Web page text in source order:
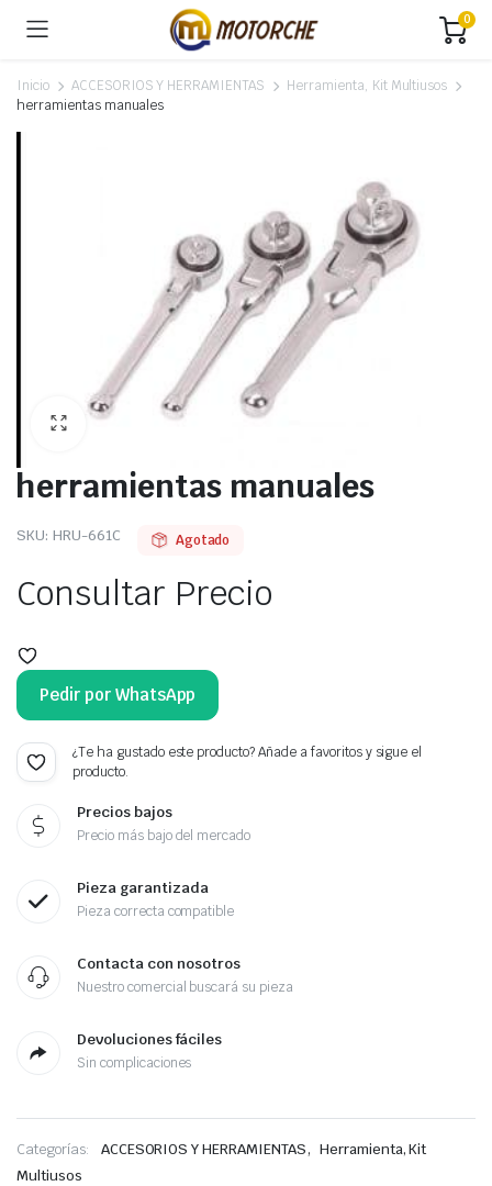
0
Inicio ACCESORIOS Y HERRAMIENTAS
Herramienta, Kit Multiusos
herramientas manuales
herramientas manuales
SKU: HRU-661C Agotado
Consultar Precio
Pedir por WhatsApp
¿Te ha gustado este producto? Añade a favoritos y sigue el
producto.
Precios bajos
Precio más bajo del mercado
Pieza garantizada
Pieza correcta compatible
Contacta con nosotros
Nuestro comercial buscará su pieza
Devoluciones fáciles
Sin complicaciones
Categorías: ACCESORIOS Y HERRAMIENTAS, Herramienta, Kit
Multiusos